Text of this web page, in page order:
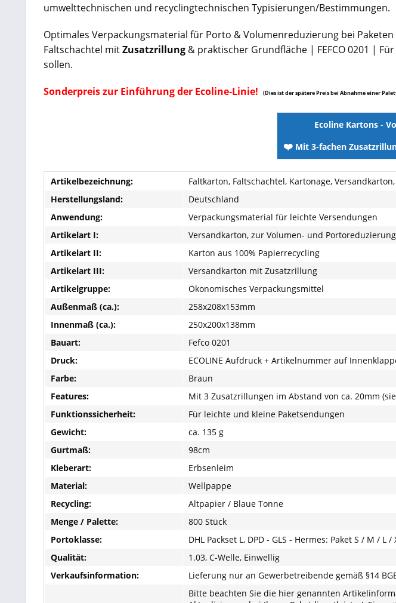
umwelttechnischen und recyclingtechnischen Typisierungen/Bestimmungen.
Optimales Verpackungsmaterial für Porto & Volumenreduzierung bei
Faltschachtel mitZusatzrillung & praktischer Grundfläche | FEFCO 0201 |
sollen.
Sonderpreis zur Einführung der Ecoline-Linie! (Dies ist der spätere Preis bei Abnahme einer
Ecoline Kartons -
❤️ Mit 3-fachen
Artikelbezeichnung:
Faltkarton, Faltschachtel, Kartonage,
Herstellungsland:
Deutschland
Anwendung:
Verpackungsmaterial für leichte Versendungen
Artikelart I:
Versandkarton, zur Volumen- und Portoreduzierung
Artikelart II:
Karton aus 100% Papierrecycling
Artikelart III:
Versandkarton mit Zusatzrillung
Artikelgruppe:
Ökonomisches Verpackungsmittel
Außenmaß (ca.):
258x208x153mm
Innenmaß (ca.):
250x200x138mm
Bauart:
Fefco 0201
Druck:
ECOLINE Aufdruck + Artikelnummer auf
Farbe:
Braun
Features:
Mit 3 Zusatzrillungen im Abstand von ca. 20mm
Funktionssicherheit:
Für leichte und kleine Paketsendungen
Gewicht:
ca. 135 g
Gurtmaß:
98cm
Kleberart:
Erbsenleim
Material:
Wellpappe
Recycling:
Altpapier / Blaue Tonne
Menge / Palette:
800 Stück
Portoklasse:
DHL Packset L, DPD - GLS - Hermes: Paket S / M / L /
Qualität:
1.03, C-Welle, Einwellig
Verkaufsinformation:
Lieferung nur an Gewerbetreibende gemäß §14
Bitte beachten Sie die hier genannten